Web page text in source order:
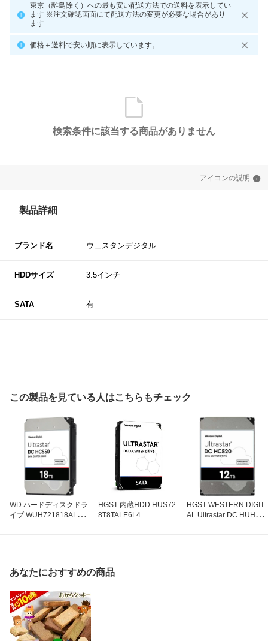
東京（離島除く）への最も安い配送方法での送料を表示してい
ます ※注文確認画面にて配送方法の変更が必要な場合があり
ます
価格＋送料で安い順に表示しています。
検索条件に該当する商品がありません
アイコンの説明
製品詳細
ブランド名 ウェスタンデジタル
HDDサイズ 3.5インチ
SATA 有
この製品を見ている人はこちらもチェック
WD ハードディスクドラ
イブ WUH721818ALE6L
HGST 内蔵HDD HUS72
8T8TALE6L4
HGST WESTERN DIGIT
AL Ultrastar DC HUH721
あなたにおすすめの商品